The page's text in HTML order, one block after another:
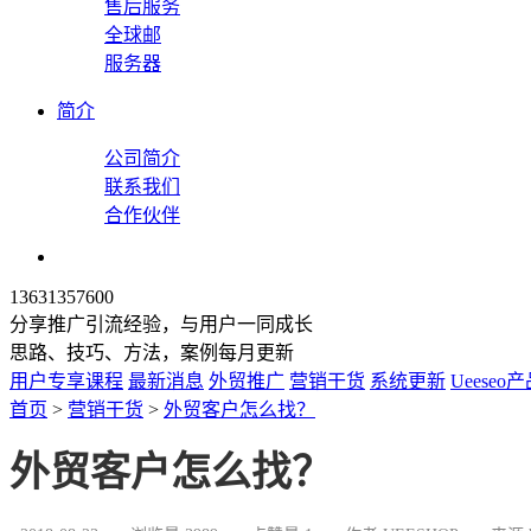
售后服务
全球邮
服务器
简介
公司简介
联系我们
合作伙伴
13631357600
分享推广引流经验，与用户一同成长
思路、技巧、方法，案例每月更新
用户专享课程 最新消息 外贸推广 营销干货 系统更新 Ueeseo产
首页 > 营销干货 > 外贸客户怎么找？
外贸客户怎么找？